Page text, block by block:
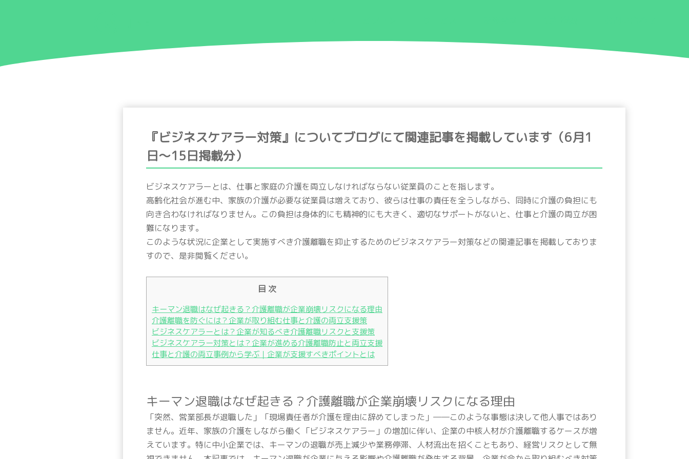
『ビジネスケアラー対策』についてブログにて関連記事を掲載しています（6月1
日〜15日掲載分）
ビジネスケアラーとは、仕事と家庭の介護を両立しなければならない従業員のことを指します。
高齢化社会が進む中、家族の介護が必要な従業員は増えており、彼らは仕事の責任を全うしながら、同時に介護の負担にも
向き合わなければなりません。この負担は身体的にも精神的にも大きく、適切なサポートがないと、仕事と介護の両立が困
難になります。
このような状況に企業として実施すべき介護離職を抑止するためのビジネスケアラー対策などの関連記事を掲載しておりま
すので、是非閲覧ください。
目 次
キーマン退職はなぜ起きる？介護離職が企業崩壊リスクになる理由
介護離職を防ぐには？企業が取り組む仕事と介護の両立支援策
ビジネスケアラーとは？企業が知るべき介護離職リスクと支援策
ビジネスケアラー対策とは？企業が進める介護離職防止と両立支援
仕事と介護の両立事例から学ぶ｜企業が支援すべきポイントとは
キーマン退職はなぜ起きる？介護離職が企業崩壊リスクになる理由
「突然、営業部長が退職した」「現場責任者が介護を理由に辞めてしまった」――このような事態は決して他人事ではあり
ません。近年、家族の介護をしながら働く「ビジネスケアラー」の増加に伴い、企業の中核人材が介護離職するケースが増
えています。特に中小企業では、キーマンの退職が売上減少や業務停滞、人材流出を招くこともあり、経営リスクとして無